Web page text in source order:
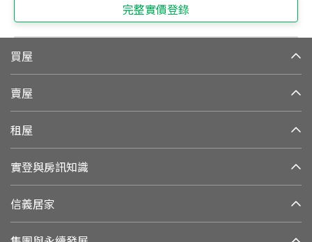
完整實價登錄
買屋
賣屋
租屋
實登與房訊知識
信義居家